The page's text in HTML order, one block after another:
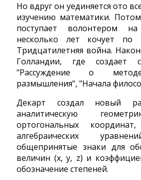
Но вдруг он уединяется ото
изучению математики.
поступает волонтером
несколько лет кочует по
Тридцатилетняя война.
Голландии, где создает
"Рассуждение о
размышления", "Начала
Декарт создал новый
аналитическую
ортогональных
алгебраических
общепринятые знаки для
величин (x, y, z) и
обозначение степеней.